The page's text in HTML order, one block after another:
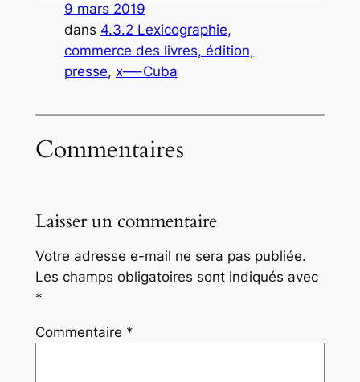
9 mars 2019
dans 4.3.2 Lexicographie,
commerce des livres, édition,
presse, x—-Cuba
Commentaires
Laisser un commentaire
Votre adresse e-mail ne sera pas publiée.
Les champs obligatoires sont indiqués avec
*
Commentaire *